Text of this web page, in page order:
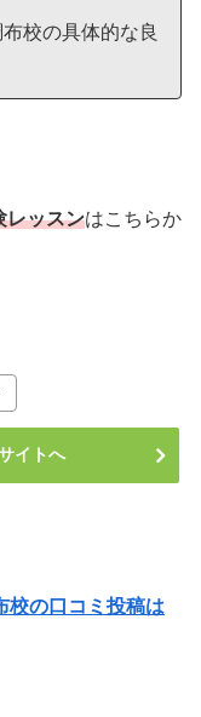
校の具体的な良
レッスンはこちらか
イトへ
の口コミ投稿は